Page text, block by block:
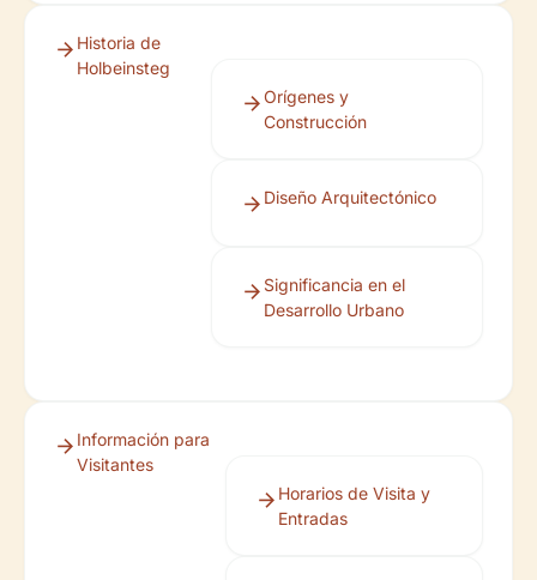
Historia de
Holbeinsteg
Orígenes y
Construcción
Diseño Arquitectónico
Significancia en el
Desarrollo Urbano
Información para
Visitantes
Horarios de Visita y
Entradas